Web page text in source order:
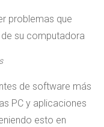
problemas que
su computadora
de software más
PC y aplicaciones
esto en